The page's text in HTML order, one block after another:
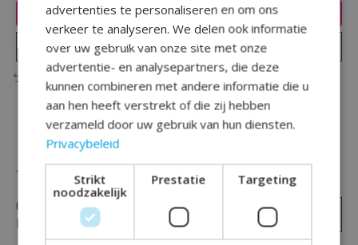
Toevoegen aan winkelwagen
Plaats bestelling
Toevoegen om te vergelijken
Reviews (0)
0 sterren op basis van
beoordelingen
Je beoordeling toevoegen
advertenties te personaliseren en om ons
verkeer te analyseren. We delen ook informatie
over uw gebruik van onze site met onze
advertentie- en analysepartners, die deze
kunnen combineren met andere informatie die u
aan hen heeft verstrekt of die zij hebben
verzameld door uw gebruik van hun diensten.
Privacybeleid
Strikt
noodzakelijk
Prestatie Targeting